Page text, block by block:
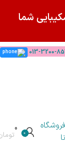
013-3200-
0
0
شما